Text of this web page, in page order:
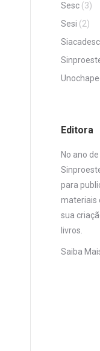
Sesc (3)
Sesi (2)
Siacadesc
Editora
No ano
para
materiais
sua
livros.
Saiba